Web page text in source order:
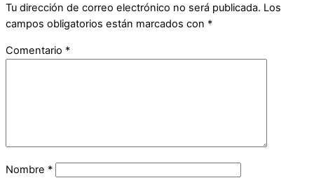
Tu dirección de correo electrónico no será publicada. Los
campos obligatorios están marcados con *
Comentario *
Nombre *